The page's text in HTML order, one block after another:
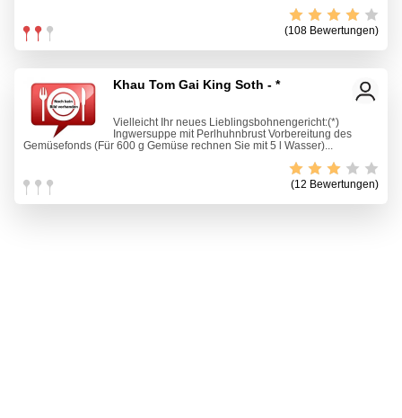
(108 Bewertungen)
Khau Tom Gai King Soth - *
Vielleicht Ihr neues Lieblingsbohnengericht:(*)
Ingwersuppe mit Perlhuhnbrust Vorbereitung des
Gemüsefonds (Für 600 g Gemüse rechnen Sie mit 5 l Wasser)...
(12 Bewertungen)